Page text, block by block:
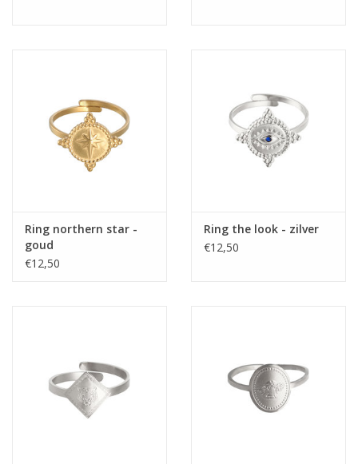
Ring northern star -
goud
€12,50
Ring the look - zilver
€12,50